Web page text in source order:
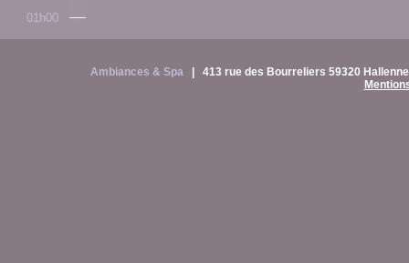
01h00
Ambiances & Spa
413 rue des Bourreliers 59320